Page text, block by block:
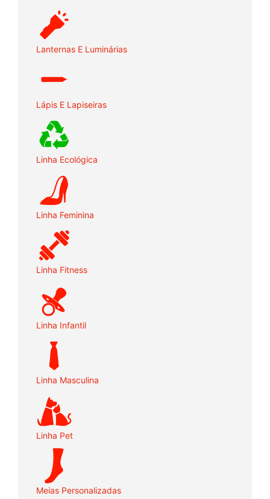
Lanternas E Luminárias
Lápis E Lapiseiras
Linha Ecológica
Linha Feminina
Linha Fitness
Linha Infantil
Linha Masculina
Linha Pet
Meias Personalizadas